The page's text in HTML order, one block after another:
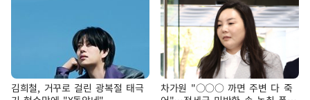
김희철, 거꾸로 걸린 광복절 태극
차가원 "○○○ 까면 주변 다 죽